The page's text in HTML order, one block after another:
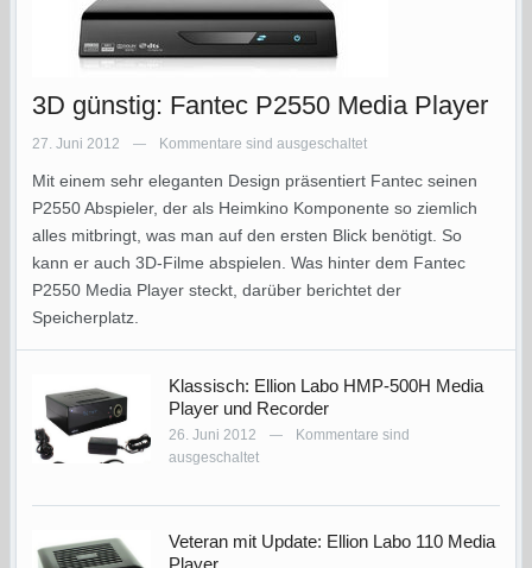
3D günstig: Fantec P2550 Media Player
27. Juni 2012 — Kommentare sind ausgeschaltet
Mit einem sehr eleganten Design präsentiert Fantec seinen
P2550 Abspieler, der als Heimkino Komponente so ziemlich
alles mitbringt, was man auf den ersten Blick benötigt. So
kann er auch 3D-Filme abspielen. Was hinter dem Fantec
P2550 Media Player steckt, darüber berichtet der
Speicherplatz.
Klassisch: Ellion Labo HMP-500H Media
Player und Recorder
26. Juni 2012 —
Kommentare sind
ausgeschaltet
Veteran mit Update: Ellion Labo 110 Media